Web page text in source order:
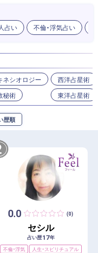
占い 不倫・浮気占い
ネシオロジー
秘術
西洋占星術
東洋占星術
歴順
0.0 (0)
セシル
占い歴17年
不倫・浮気
人生・スピリチュアル